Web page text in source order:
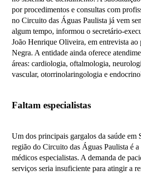
por procedimentos e consultas com
no Circuito das Águas Paulista já vem
algum tempo, informou o secretário-
João Henrique Oliveira, em entrevista ao
Negra. A entidade ainda oferece
áreas: cardiologia, oftalmologia,
vascular, otorrinolaringologia e
Faltam especialistas
Um dos principais gargalos da saúde em
região do Circuito das Águas Paulista é a
médicos especialistas. A demanda de
serviços seria insuficiente para atingir a